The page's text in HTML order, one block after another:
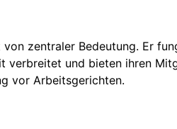
zentraler Bedeutung. Er
verbreitet und bieten ihren
vor Arbeitsgerichten.